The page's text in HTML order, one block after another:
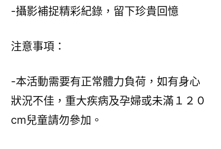
-攝影補捉精彩紀錄，留下珍貴回憶
注意事項：
-本活動需要有正常體力負荷，如有身心
狀況不佳，重大疾病及孕婦或未滿１２０
cm兒童請勿參加。